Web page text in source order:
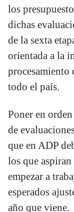
los
dichas
de la sexta
orientada a la
procesamiento
todo el país.
Poner en
de
que en ADP
los que
empezar a
esperados
año que viene.